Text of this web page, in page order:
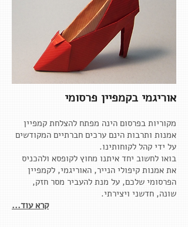
אוריגמי בקמפיין פרסומי
מקוריות בפרסום הינה מפתח להצלחת קמפיין
אמנות ותרבות הינם ערכים חברתיים המקודשים
על ידי קהל לקוחותינו.
בואו לחשוב יחד איתנו מחוץ לקופסא ולהכניס
את אמנות קיפולי הנייר, האוריגמי, לקמפיין
הפרסומי שלכם, על מנת להעביר מסר חזק,
שונה, חדשני ויצירתי.
קרא עוד...